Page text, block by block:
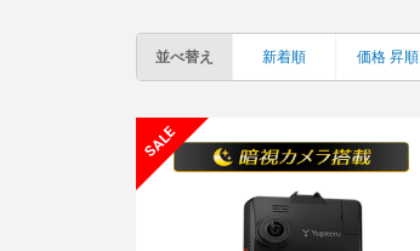
並べ替え 新着順 価格 昇順